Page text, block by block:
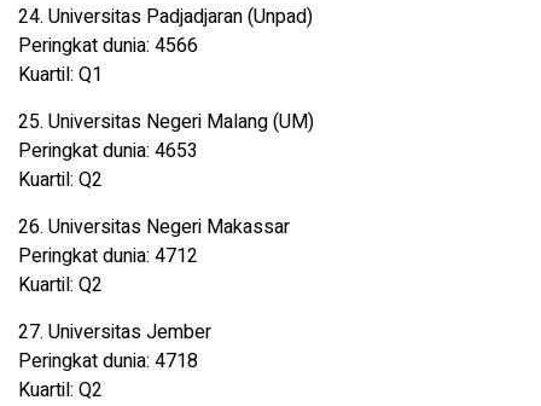
24. Universitas Padjadjaran (Unpad)
Peringkat dunia: 4566
Kuartil: Q1
25. Universitas Negeri Malang (UM)
Peringkat dunia: 4653
Kuartil: Q2
26. Universitas Negeri Makassar
Peringkat dunia: 4712
Kuartil: Q2
27. Universitas Jember
Peringkat dunia: 4718
Kuartil: Q2